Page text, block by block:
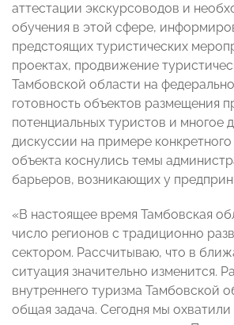
аттестации экскурсоводов и
обучения в этой сфере,
предстоящих туристических
проектах, продвижение
Тамбовской области на
готовность объектов размещения
потенциальных туристов и многое
дискуссии на примере конкретного
объекта коснулись темы
барьеров, возникающих у
«В настоящее время Тамбовская
число регионов с традиционно
сектором. Рассчитываю, что в
ситуация значительно изменится.
внутреннего туризма Тамбовской
общая задача. Сегодня мы